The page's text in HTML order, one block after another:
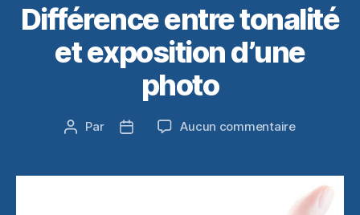
Différence entre tonalité
et exposition d’une
photo
Auteur
Par
Date
Aucun commentairesur
tonalité
et